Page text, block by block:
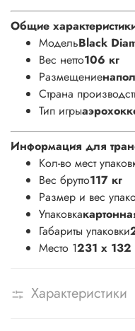
Общие
МодельBlack
Вес нетто106 кг
Размещение
Страна
Тип игры
Информация для
Кол-во мест
Вес брутто117 кг
Размер и вес
Упаковка
Габариты упаковки
Место 1231 x 132
Характеристики